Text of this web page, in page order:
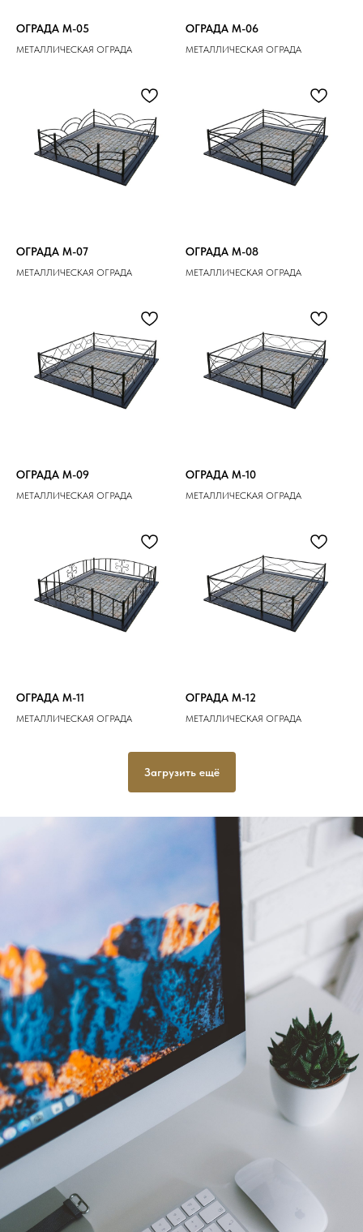
ОГРАДА M-05
МЕТАЛЛИЧЕСКАЯ ОГРАДА
ОГРАДА M-06
МЕТАЛЛИЧЕСКАЯ ОГРАДА
ОГРАДА M-07
МЕТАЛЛИЧЕСКАЯ ОГРАДА
ОГРАДА M-08
МЕТАЛЛИЧЕСКАЯ ОГРАДА
ОГРАДА M-09
МЕТАЛЛИЧЕСКАЯ ОГРАДА
ОГРАДА M-10
МЕТАЛЛИЧЕСКАЯ ОГРАДА
ОГРАДА M-11
МЕТАЛЛИЧЕСКАЯ ОГРАДА
ОГРАДА M-12
МЕТАЛЛИЧЕСКАЯ ОГРАДА
Загрузить ещё